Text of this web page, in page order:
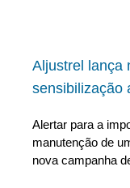
Aljustrel lança
sensibilização
Alertar para a
manutenção de
nova campanha